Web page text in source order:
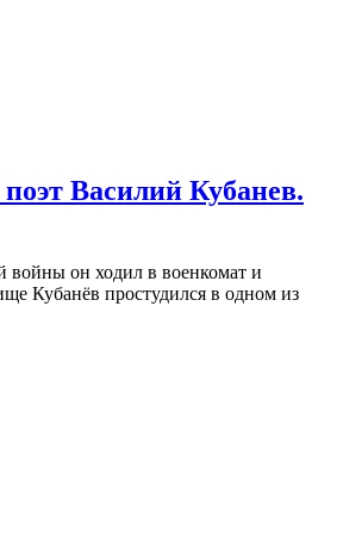
Василий Кубанев.
войны он ходил в военкомат и
Кубанёв простудился в одном из